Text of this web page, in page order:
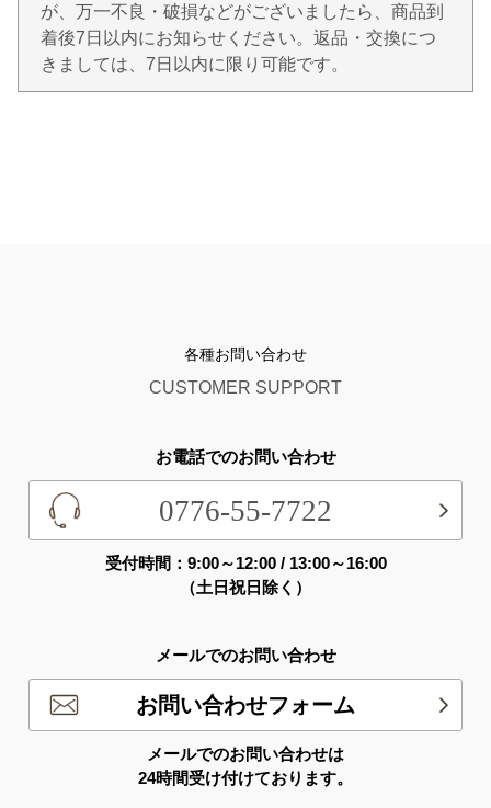
が、万一不良・破損などがございましたら、商品到
着後7日以内にお知らせください。返品・交換につ
きましては、7日以内に限り可能です。
各種お問い合わせ
CUSTOMER SUPPORT
お電話でのお問い合わせ
0776-55-7722
受付時間：9:00～12:00 / 13:00～16:00
（土日祝日除く）
メールでのお問い合わせ
お問い合わせフォーム
メールでのお問い合わせは
24時間受け付けております。